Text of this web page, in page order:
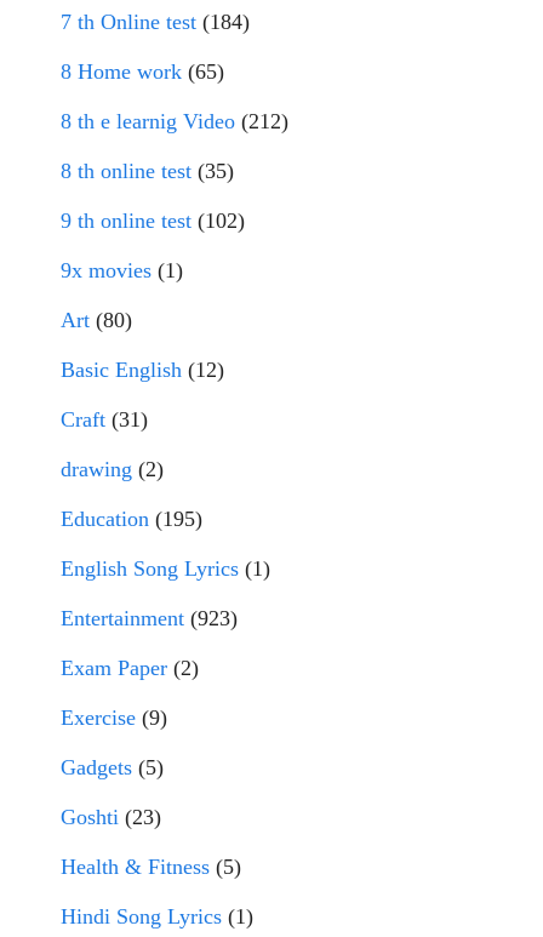
7 th Online test (184)
8 Home work (65)
8 th e learnig Video (212)
8 th online test (35)
9 th online test (102)
9x movies (1)
Art (80)
Basic English (12)
Craft (31)
drawing (2)
Education (195)
English Song Lyrics (1)
Entertainment (923)
Exam Paper (2)
Exercise (9)
Gadgets (5)
Goshti (23)
Health & Fitness (5)
Hindi Song Lyrics (1)